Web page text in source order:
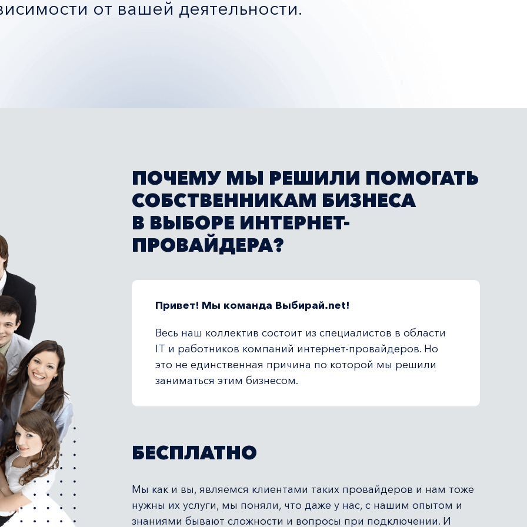
от вашей деятельности.
ПОЧЕМУ МЫ РЕШИЛИ ПОМОГАТЬ
СОБСТВЕННИКАМ БИЗНЕСА
В ВЫБОРЕ ИНТЕРНЕТ-
ПРОВАЙДЕРА?
Привет! Мы команда Выбирай.net!
Весь наш коллектив состоит из специалистов в области
IT и работников компаний интернет-провайдеров. Но
это не единственная причина по которой мы решили
заниматься этим бизнесом.
БЕСПЛАТНО
Мы как и вы, являемся клиентами таких провайдеров и нам тоже
нужны их услуги, мы поняли, что даже у нас, с нашим опытом и
знаниями бывают сложности и вопросы при подключении. И